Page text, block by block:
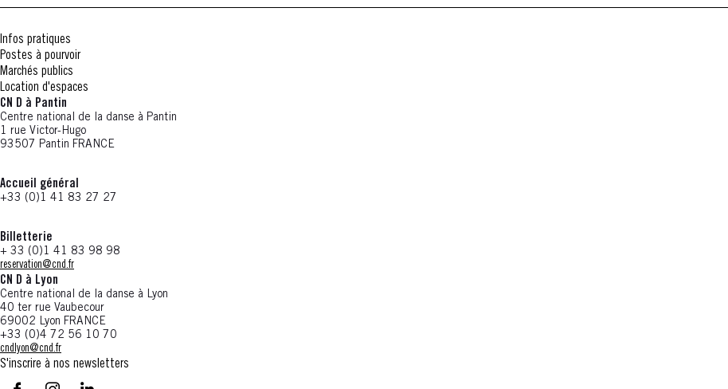
Infos pratiques
Postes à pourvoir
Marchés publics
Location d'espaces
CN D à Pantin
Centre national de la danse à Pantin
1 rue Victor-Hugo
93507 Pantin FRANCE
Accueil général
+33 (0)1 41 83 27 27
Billetterie
+ 33 (0)1 41 83 98 98
reservation@cnd.fr
CN D à Lyon
Centre national de la danse à Lyon
40 ter rue Vaubecour
69002 Lyon FRANCE
+33 (0)4 72 56 10 70
cndlyon@cnd.fr
S'inscrire à nos newsletters